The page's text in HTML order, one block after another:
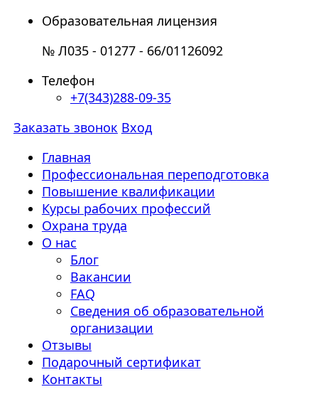
Образовательная лицензия
№ Л035 - 01277 - 66/01126092
Телефон
+7(343)288-09-35
Заказать звонок Вход
Главная
Профессиональная переподготовка
Повышение квалификации
Курсы рабочих профессий
Охрана труда
О нас
Блог
Вакансии
FAQ
Сведения об образовательной
организации
Отзывы
Подарочный сертификат
Контакты